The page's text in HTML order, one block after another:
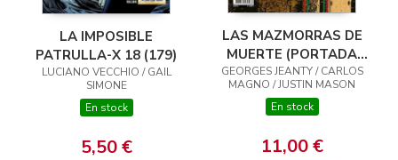
LA IMPOSIBLE
PATRULLA-X 18 (179)
LUCIANO VECCHIO / GAIL
SIMONE
En stock
5,50 €
LAS MAZMORRAS DE
MUERTE (PORTADA
ALTERNATIVA JORGE
FORNÉS)
GEORGES JEANTY / CARLOS
MAGNO / JUSTIN MASON
En stock
11,00 €